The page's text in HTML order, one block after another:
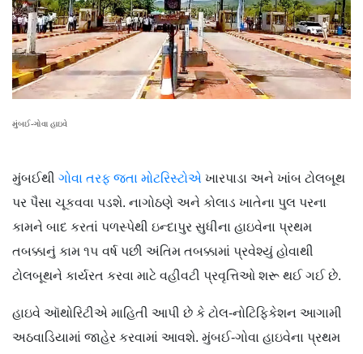
મુંબઈ-ગોવા હાઇવે
મુંબઈથી ગોવા તરફ જતા મોટરિસ્ટોએ ખારપાડા અને ખાંબ ટોલબૂથ
પર પૈસા ચૂકવવા પડશે. નાગોઠણે અને કોલાડ ખાતેના પુલ પરના
કામને બાદ કરતાં પળસ્પેથી ઇન્દાપુર સુધીના હાઇવેના પ્રથમ
તબક્કાનું કામ ૧૫ વર્ષ પછી અંતિમ તબક્કામાં પ્રવેશ્યું હોવાથી
ટોલબૂથને કાર્યરત કરવા માટે વહીવટી પ્રવૃત્તિઓ શરૂ થઈ ગઈ છે.
હાઇવે ઑથોરિટીએ માહિતી આપી છે કે ટોલ-નોટિફિકેશન આગામી
અઠવાડિયામાં જાહેર કરવામાં આવશે. મુંબઈ-ગોવા હાઇવેના પ્રથમ